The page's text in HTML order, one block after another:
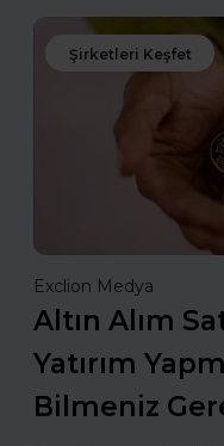
Şirketleri Keşfet
Exclion Medya
Altın Alım
Yatırım
Bilmeniz